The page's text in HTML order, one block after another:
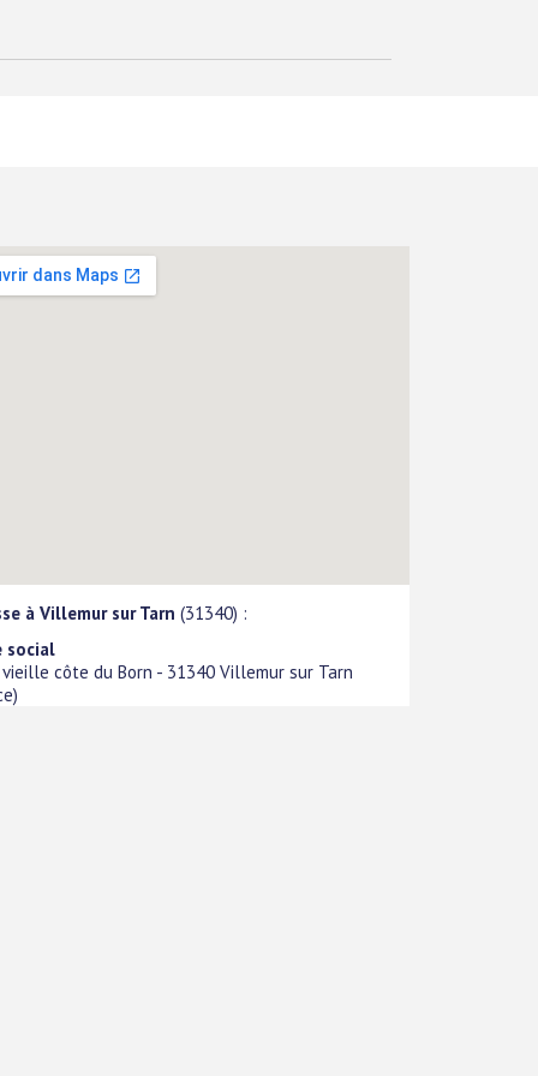
à Villemur sur Tarn (31340) :
social
vieille côte du Born - 31340 Villemur sur Tarn
)